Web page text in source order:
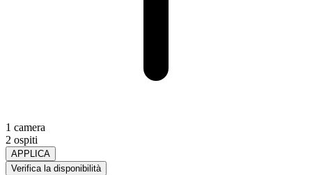
1 camera
2 ospiti
APPLICA
Verifica la disponibilità